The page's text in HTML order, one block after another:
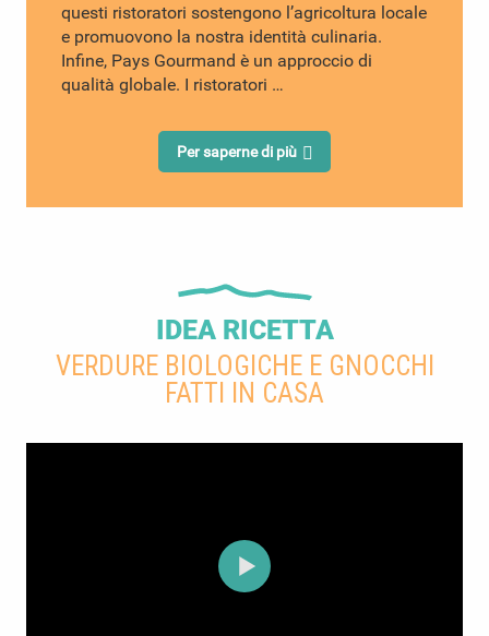
questi ristoratori sostengono l’agricoltura locale
e promuovono la nostra identità culinaria.
Infine, Pays Gourmand è un approccio di
qualità globale. I ristoratori …
Per saperne di più
IDEA RICETTA
VERDURE BIOLOGICHE E GNOCCHI
FATTI IN CASA